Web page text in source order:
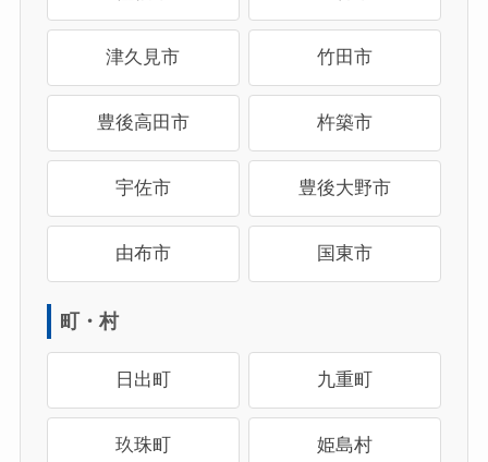
津久見市 竹田市
豊後高田市 杵築市
宇佐市 豊後大野市
由布市 国東市
町・村
日出町 九重町
玖珠町 姫島村